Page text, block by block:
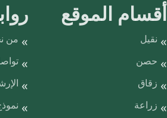
أقسام الموقع
نقيل
حصن
زقاق
زراعة
من